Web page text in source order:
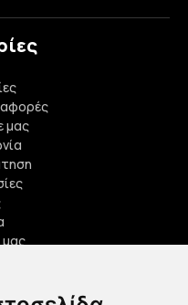
μας
μας